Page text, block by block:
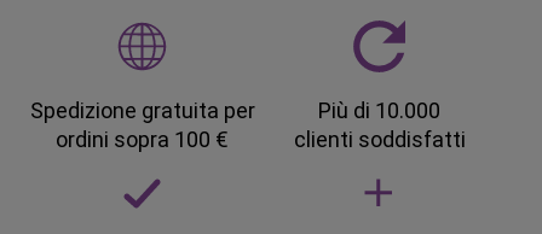
Spedizione gratuita per
ordini sopra 100 €
Più di 10.000
clienti soddisfatti